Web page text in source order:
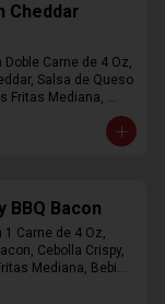
Cheddar
Carne de 4 Oz,
Salsa de Queso
Fritas Mediana,
BBQ Bacon
Carne de 4 Oz,
Cebolla Crispy,
Mediana, Bebida